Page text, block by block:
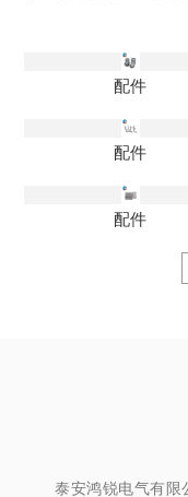
配件
配件
配件
泰安鸿锐电气有限